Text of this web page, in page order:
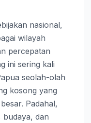
nasional,
wilayah
percepatan
ini sering kali
seolah-olah
kosong yang
Padahal,
budaya, dan